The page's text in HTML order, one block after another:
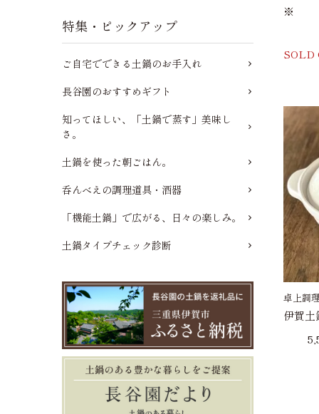
※
SOLD
卓上調
伊賀土
特集・ピックアップ
ご自宅でできる土鍋のお手入れ
長谷園のおすすめギフト
知ってほしい、「土鍋で蒸す」美味し
さ。
土鍋を使った朝ごはん。
呑んべえの調理道具・酒器
「機能土鍋」で広がる、日々の楽しみ。
土鍋タイプチェック診断